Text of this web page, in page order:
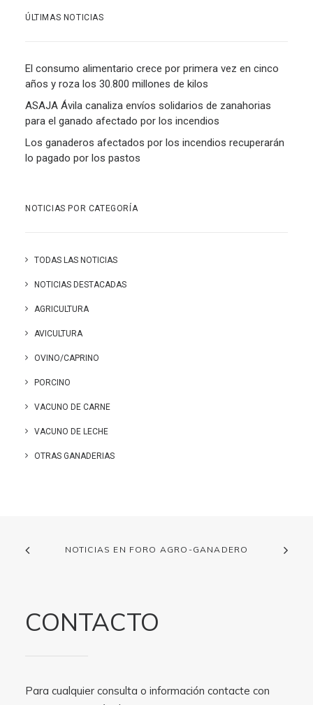
ÚLTIMAS NOTICIAS
El consumo alimentario crece por primera vez en cinco
años y roza los 30.800 millones de kilos
ASAJA Ávila canaliza envíos solidarios de zanahorias
para el ganado afectado por los incendios
Los ganaderos afectados por los incendios recuperarán
lo pagado por los pastos
NOTICIAS POR CATEGORÍA
TODAS LAS NOTICIAS
NOTICIAS DESTACADAS
AGRICULTURA
AVICULTURA
OVINO/CAPRINO
PORCINO
VACUNO DE CARNE
VACUNO DE LECHE
OTRAS GANADERIAS
NOTICIAS EN FORO AGRO-GANADERO
CONTACTO
Para cualquier consulta o información contacte con